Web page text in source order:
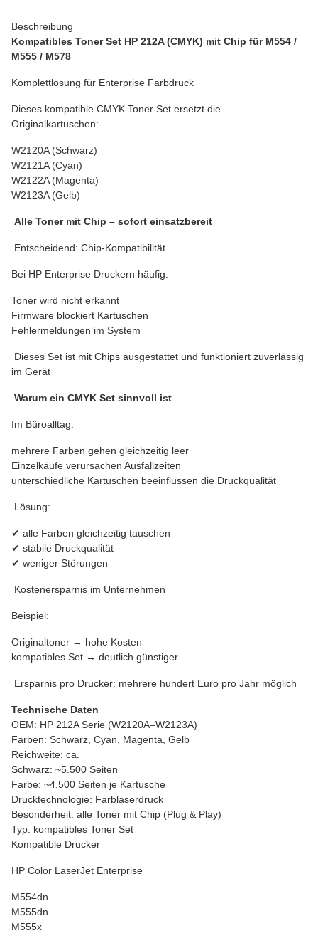
Beschreibung
Kompatibles Toner Set HP 212A (CMYK) mit Chip für M554 /
M555 / M578
Komplettlösung für Enterprise Farbdruck
Dieses kompatible CMYK Toner Set ersetzt die
Originalkartuschen:
W2120A (Schwarz)
W2121A (Cyan)
W2122A (Magenta)
W2123A (Gelb)
Alle Toner mit Chip – sofort einsatzbereit
Entscheidend: Chip-Kompatibilität
Bei HP Enterprise Druckern häufig:
Toner wird nicht erkannt
Firmware blockiert Kartuschen
Fehlermeldungen im System
Dieses Set ist mit Chips ausgestattet und funktioniert zuverlässig
im Gerät
Warum ein CMYK Set sinnvoll ist
Im Büroalltag:
mehrere Farben gehen gleichzeitig leer
Einzelkäufe verursachen Ausfallzeiten
unterschiedliche Kartuschen beeinflussen die Druckqualität
Lösung:
✔ alle Farben gleichzeitig tauschen
✔ stabile Druckqualität
✔ weniger Störungen
Kostenersparnis im Unternehmen
Beispiel:
Originaltoner → hohe Kosten
kompatibles Set → deutlich günstiger
Ersparnis pro Drucker: mehrere hundert Euro pro Jahr möglich
Technische Daten
OEM: HP 212A Serie (W2120A–W2123A)
Farben: Schwarz, Cyan, Magenta, Gelb
Reichweite: ca.
Schwarz: ~5.500 Seiten
Farbe: ~4.500 Seiten je Kartusche
Drucktechnologie: Farblaserdruck
Besonderheit: alle Toner mit Chip (Plug & Play)
Typ: kompatibles Toner Set
Kompatible Drucker
HP Color LaserJet Enterprise
M554dn
M555dn
M555x